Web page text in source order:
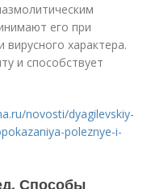
его при
вирусного характера.
и способствует
novosti/dyagilevskiy-
poleznye-i-
Способы